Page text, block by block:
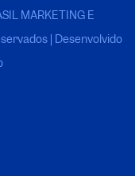
MARKETING E
| Desenvolvido